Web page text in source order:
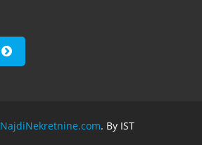
NajdiNekretnine.com. By IST